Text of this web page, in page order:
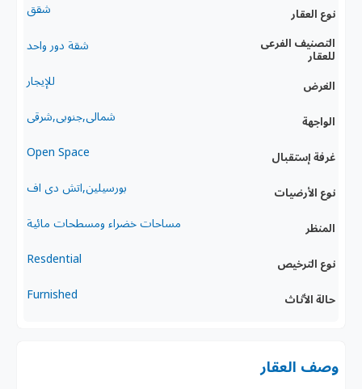
نوع العقار شقق
التصنيف الفرعى
للعقار
شقة دور واحد
الغرض للإيجار
الواجهة شمالى,جنوبى,شرقى
غرفة إستقبال Open Space
نوع الأرضيات بورسيلين,اتش دى اف
المنظر مساحات خضراء ومسطحات مائية
نوع الترخيص Resdential
حالة الأثاث Furnished
وصف العقار